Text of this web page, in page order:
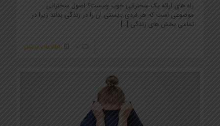
راه های ارائه يک سخنرانی خوب چیست؟ اصول سخنرانی
موضوعی است که هر فردی بایستی ان را در زندگی بداند زیرا در
تمامی بخش های زندگی […]
0 اطلاعات بیشتر